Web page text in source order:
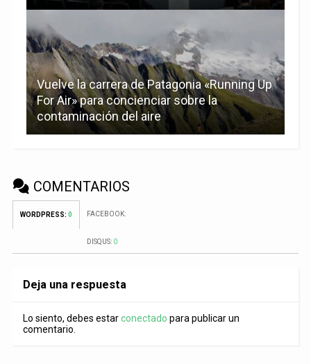
Vuelve la carrera de Patagonia «Running Up
For Air» para concienciar sobre la
contaminación del aire
COMENTARIOS
WORDPRESS: 0 FACEBOOK:
DISQUS: 0
Deja una respuesta
Lo siento, debes estarconectado para publicar un
comentario.